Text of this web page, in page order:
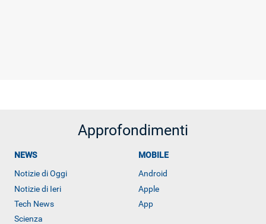
Approfondimenti
NEWS
Notizie di Oggi
Notizie di Ieri
Tech News
Scienza
MOBILE
Android
Apple
App